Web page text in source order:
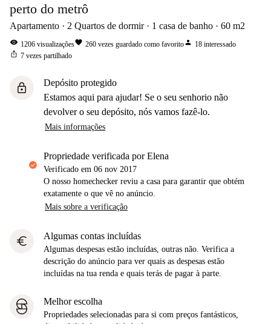
perto do metrô
Apartamento 2 Quartos de dormir 1 casa de banho 60 m2
visibility 1206 visualizaçõesfavorite 260 vezes guardado como favoritoperson 18 interessado
ios_share 7 vezes partilhado
lock
Depósito protegido
Estamos aqui para ajudar! Se o seu senhorio não
devolver o seu depósito, nós vamos fazê-lo.
Mais informações
propriedade verificada por Elena
Verificado em 06 nov 2017
O nosso homechecker reviu a casa para garantir que obtém
exatamente o que vê no anúncio.
Mais sobre a verificação
euro Algumas contas incluídas
Algumas despesas estão incluídas, outras não. Verifica a
descrição do anúncio para ver quais as despesas estão
incluídas na tua renda e quais terás de pagar à parte.
Melhor escolha
Propriedades selecionadas para si com preços fantásticos,